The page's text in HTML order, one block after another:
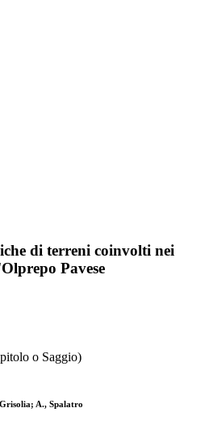
di terreni coinvolti nei
Pavese
o Saggio)
A., Spalatro